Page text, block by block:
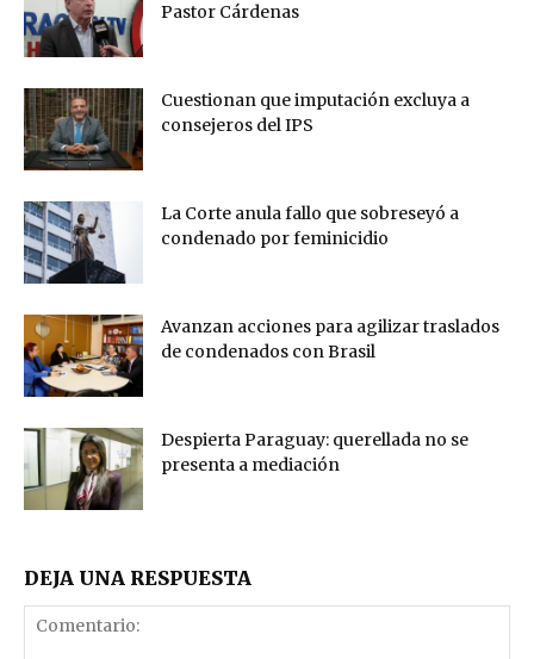
Pastor Cárdenas
Cuestionan que imputación excluya a
consejeros del IPS
La Corte anula fallo que sobreseyó a
condenado por feminicidio
Avanzan acciones para agilizar traslados
de condenados con Brasil
Despierta Paraguay: querellada no se
presenta a mediación
DEJA UNA RESPUESTA